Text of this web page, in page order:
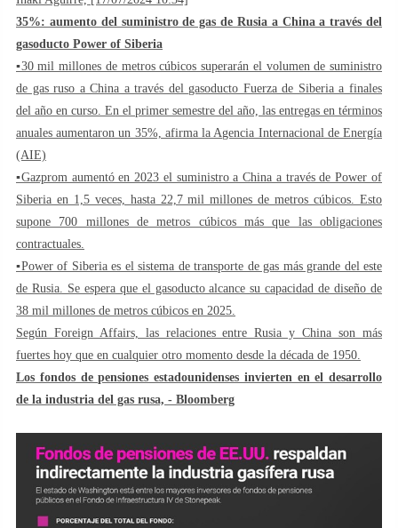
35%: aumento del suministro de gas de Rusia a China a través del
gasoducto Power of Siberia
▪️30 mil millones de metros cúbicos superarán el volumen de suministro
de gas ruso a China a través del gasoducto Fuerza de Siberia a finales
del año en curso. En el primer semestre del año, las entregas en términos
anuales aumentaron un 35%, afirma la Agencia Internacional de Energía
(AIE)
▪️Gazprom aumentó en 2023 el suministro a China a través de Power of
Siberia en 1,5 veces, hasta 22,7 mil millones de metros cúbicos. Esto
supone 700 millones de metros cúbicos más que las obligaciones
contractuales.
▪️Power of Siberia es el sistema de transporte de gas más grande del este
de Rusia. Se espera que el gasoducto alcance su capacidad de diseño de
38 mil millones de metros cúbicos en 2025.
Según Foreign Affairs, las relaciones entre Rusia y China son más
fuertes hoy que en cualquier otro momento desde la década de 1950.
Los fondos de pensiones estadounidenses invierten en el desarrollo
de la industria del gas rusa, - Bloomberg